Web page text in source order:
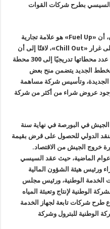
السيسي بطرح شركات القوات
أن «Fuel Up» هو علامة تجارية
غرار «Chill Out»، لافتًا إلى أن
خطة توسع «وطنية» كانت تتضمن زيادة عدد محطاتها تدريجيًا إلى 300 محطة
الجديد يتضمن منح بعض
الجديدة، وتأسيس شركة مساهمة
وجود عروض شراء من أكثر من شركة
في البورصة في نهاية سنة
النقد الدولي للحصول على قرض بقيمة
خروج الجيش من الاقتصاد.
الماضية، حيث عقد السيسي
الوزراء ورئيس هيئة الشؤون المالية
الخدمة الوطنية، ورئيس مجلس
الوطنية لإنتاج وتعبئة المياه
طرح شركات تابعة لجهاز الخدمة
الوطنية للبترول وشركة